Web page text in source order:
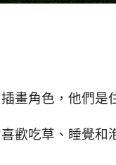
畫角色，他們是
歡吃草、睡覺和